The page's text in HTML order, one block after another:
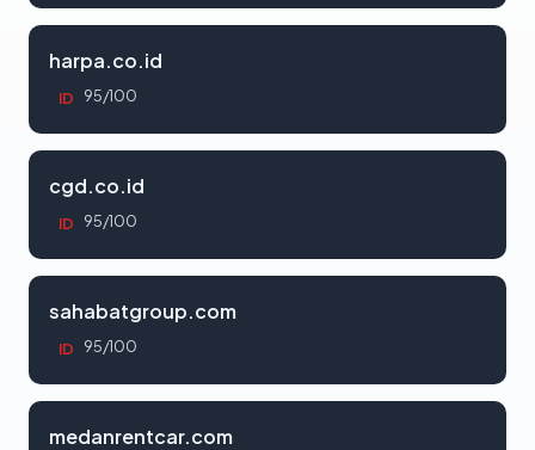
harpa.co.id
ID 95/100
cgd.co.id
ID 95/100
sahabatgroup.com
ID 95/100
medanrentcar.com